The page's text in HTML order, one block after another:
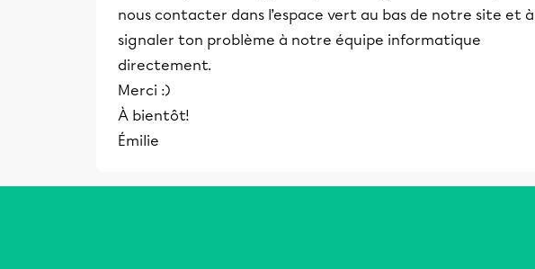
nous contacter dans l’espace vert au bas de notre site et à
signaler ton problème à notre équipe informatique
directement.
Merci :)
À bientôt!
Émilie